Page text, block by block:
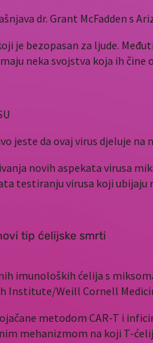
dr. Grant McFadden s
je bezopasan za ljude.
neka svojstva koja ih čine
jeste da ovaj virus djeluje
novih aspekata virusa
testiranju virusa koji ubijaju
tip ćelijske smrti
imunoloških ćelija s
Institute/Weill Cornell
ojačane metodom CAR-T i
mehanizmom na koji T-